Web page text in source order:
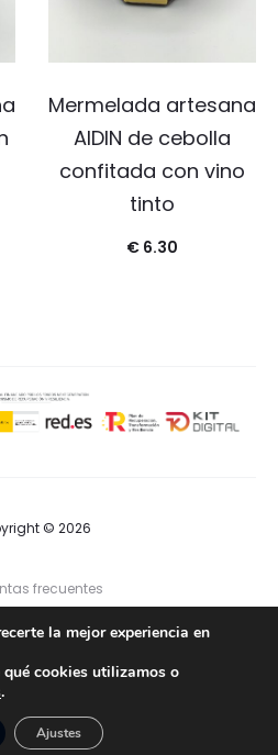
Mermelada artesana
AIDIN de cebolla
confitada con vino
tinto
€ 6.30
© 2026
frecuentes
Contacto
c
e
t
|Política de cookies
la mejor experiencia en
qué cookies utilizamos o
.
Ajustes